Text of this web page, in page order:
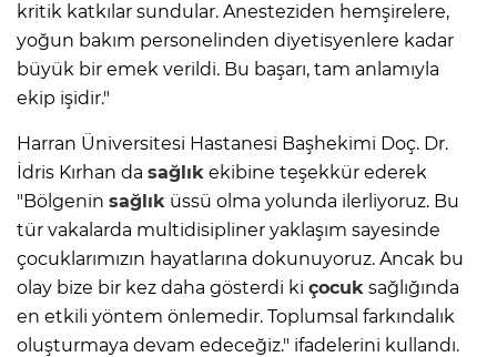
kritik katkılar sundular. Anesteziden hemşirelere,
yoğun bakım personelinden diyetisyenlere kadar
büyük bir emek verildi. Bu başarı, tam anlamıyla
ekip işidir."
Harran Üniversitesi Hastanesi Başhekimi Doç. Dr.
İdris Kırhan da sağlık ekibine teşekkür ederek
"Bölgenin sağlık üssü olma yolunda ilerliyoruz. Bu
tür vakalarda multidisipliner yaklaşım sayesinde
çocuklarımızın hayatlarına dokunuyoruz. Ancak bu
olay bize bir kez daha gösterdi ki çocuk sağlığında
en etkili yöntem önlemedir. Toplumsal farkındalık
oluşturmaya devam edeceğiz." ifadelerini kullandı.